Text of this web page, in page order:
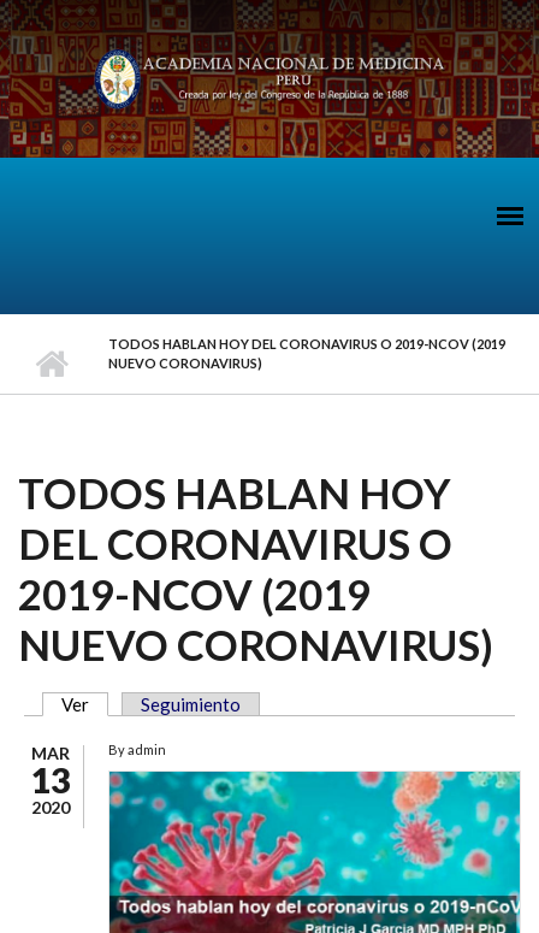
Pasar al contenido principal
TODOS HABLAN HOY DEL CORONAVIRUS O 2019-NCOV (2019
NUEVO CORONAVIRUS)
TODOS HABLAN HOY
DEL CORONAVIRUS O
2019-NCOV (2019
NUEVO CORONAVIRUS)
SOLAPAS PRINCIPALES
Ver (solapa activa)
Seguimiento
MAR
13
2020
By admin